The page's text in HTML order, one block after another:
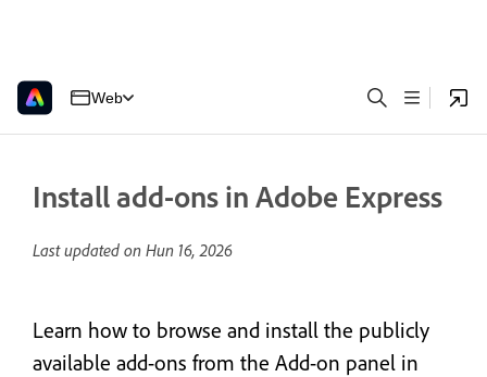
Web
Install add-ons in Adobe Express
Last updated on Hun 16, 2026
Learn how to browse and install the publicly
available add-ons from the Add-on panel in